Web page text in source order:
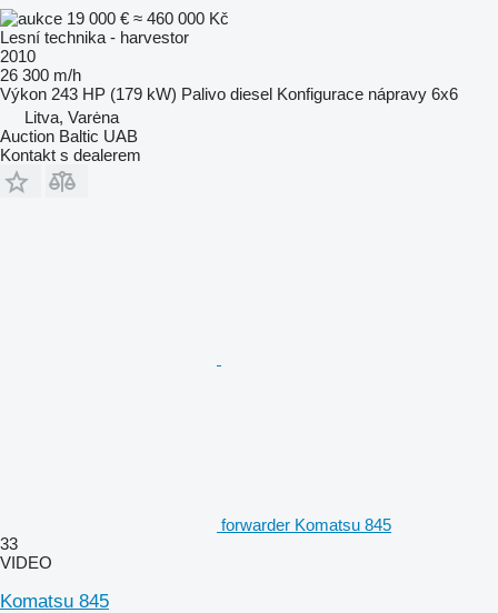
19 000 € ≈ 460 000 Kč
Lesní technika - harvestor
2010
26 300 m/h
Výkon 243 HP (179 kW) Palivo diesel Konfigurace nápravy 6x6
Litva, Varėna
Auction Baltic UAB
Kontakt s dealerem
forwarder Komatsu 845
33
VIDEO
Komatsu 845